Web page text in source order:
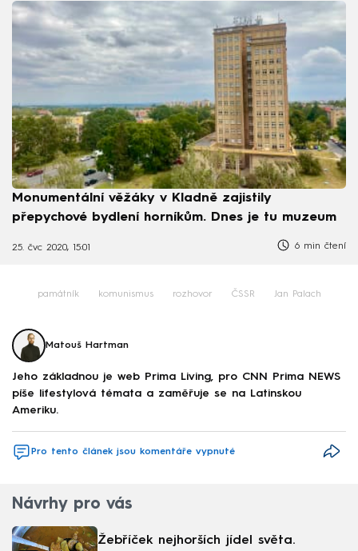
Monumentální věžáky v Kladně zajistily
přepychové bydlení horníkům. Dnes je tu muzeum
25. čvc 2020, 15:01 6 min čtení
památník komunismus rozhovor ČSSR Jan Palach
Matouš Hartman
Jeho základnou je web Prima Living, pro CNN Prima NEWS
píše lifestylová témata a zaměřuje se na Latinskou
Ameriku.
Pro tento článek jsou komentáře vypnuté
Návrhy pro vás
Žebříček nejhorších jídel světa.